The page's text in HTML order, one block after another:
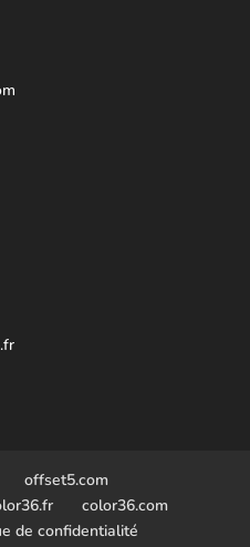
offset5.com
color36.com
de confidentialité